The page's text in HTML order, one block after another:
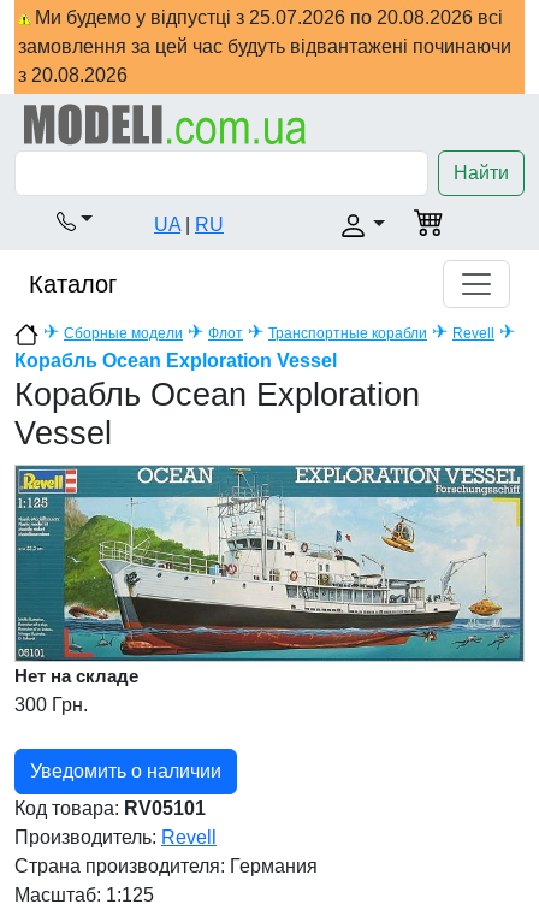
Ми будемо у відпустці з 25.07.2026 по 20.08.2026 всі
замовлення за цей час будуть відвантажені починаючи
з 20.08.2026
Найти
UA RU
Каталог
✈ Сборные модели ✈ Флот ✈ Транспортные корабли ✈ Revell
✈
Корабль Ocean Exploration Vessel
Корабль Ocean Exploration
Vessel
Нет на складе
300 Грн.
Уведомить о наличии
Код товара: RV05101
Производитель: Revell
Страна производителя: Германия
Масштаб: 1:125